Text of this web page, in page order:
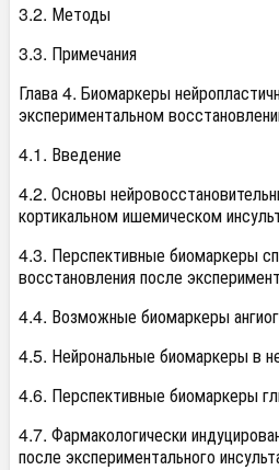
3.2. Методы
3.3. Примечания
Глава 4. Биомаркеры
экспериментальном
4.1. Введение
4.2. Основы
кортикальном ишемическом
4.3. Перспективные биомаркеры
восстановления после
4.4. Возможные биомаркеры
4.5. Нейрональные биомаркеры в
4.6. Перспективные биомаркеры
4.7. Фармакологически
после экспериментального